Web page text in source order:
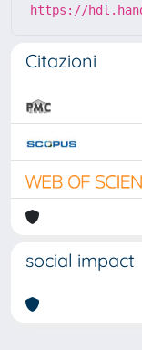
https://
Citazioni
social impact